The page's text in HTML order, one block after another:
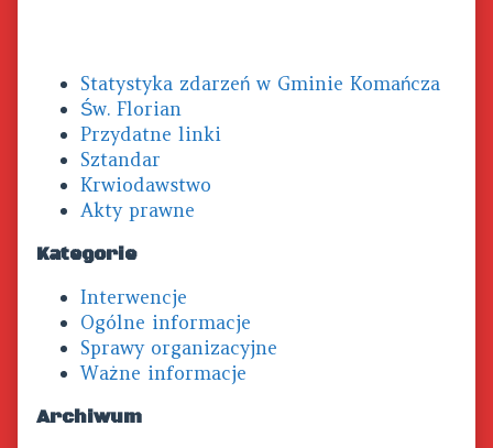
SidebarStatystyka zdarzeń w Gminie Komańcza
Św. Florian
Przydatne linki
Sztandar
Krwiodawstwo
Akty prawne
Kategorie
Interwencje
Ogólne informacje
Sprawy organizacyjne
Ważne informacje
Archiwum